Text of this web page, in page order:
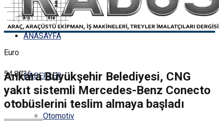
Döviz Kurları
Euro
54.8736
ANASAYFA
ANASAYFA
HABERLER
Otomotiv
Ankara Büyükşehir Belediyesi, CNG
yakıt sistemli Mercedes-Benz Conecto
otobüslerini teslim almaya başladı